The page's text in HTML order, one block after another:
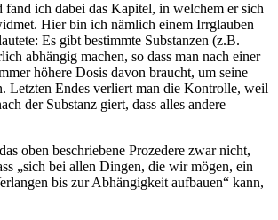
fand ich dabei das Kapitel, in welchem er sich
Hier bin ich nämlich einem Irrglauben
Es gibt bestimmte Substanzen (z.B.
abhängig machen, so dass man nach einer
höhere Dosis davon braucht, um seine
Letzten Endes verliert man die Kontrolle, weil
der Substanz giert, dass alles andere
oben beschriebene Prozedere zwar nicht,
„sich bei allen Dingen, die wir mögen, ein
bis zur Abhängigkeit aufbauen“ kann,